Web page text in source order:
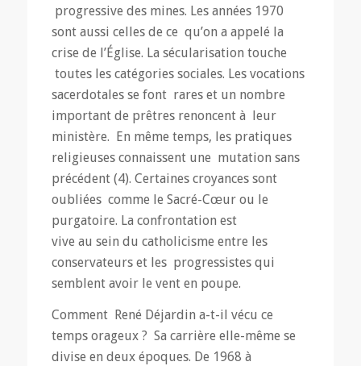
progressive des mines. Les années 1970
sont aussi celles de ce qu’on a appelé la
crise de l’Église. La sécularisation touche
toutes les catégories sociales. Les vocations
sacerdotales se font rares et un nombre
important de prêtres renoncent à leur
ministère. En même temps, les pratiques
religieuses connaissent une mutation sans
précédent (4). Certaines croyances sont
oubliées comme le Sacré-Cœur ou le
purgatoire. La confrontation est
vive au sein du catholicisme entre les
conservateurs et les progressistes qui
semblent avoir le vent en poupe.
Comment René Déjardin a-t-il vécu ce
temps orageux ? Sa carrière elle-même se
divise en deux époques. De 1968 à